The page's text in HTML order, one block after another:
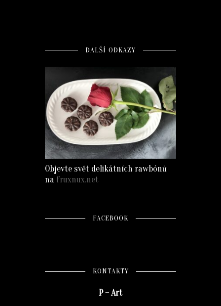
DALŠÍ ODKAZY
Objevte svět delikátních rawbónů
na fruxnux.net
FACEBOOK
KONTAKTY
P – Art